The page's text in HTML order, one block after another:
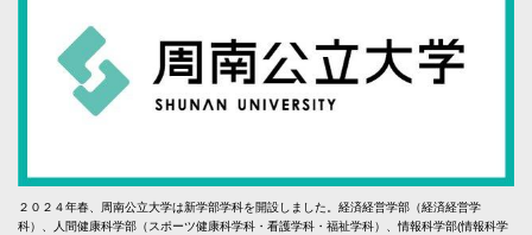
２０２４年春、周南公立大学は新学部学科を開設しました。経済経営学部（経済経営学
科）、人間健康科学部（スポーツ健康科学科・看護学科・福祉学科）、情報科学部(情報科学